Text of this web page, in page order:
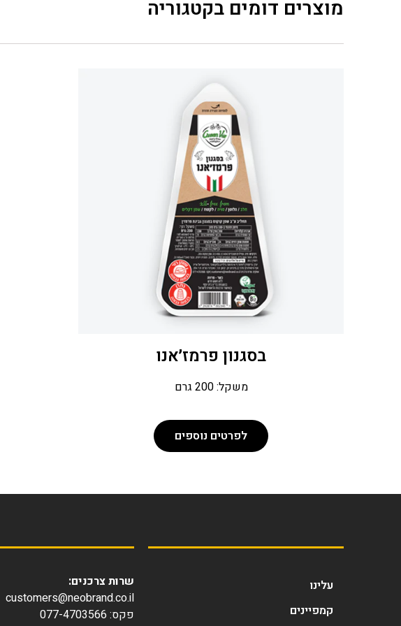
מוצרים דומים בקטגוריה
בסגנון פרמז׳אנו
משקל: 200 גרם
לפרטים נוספים
עלינו
קמפיינים
שרות צרכנים:
customers@neobrand.co.il
פקס: 077-4703566